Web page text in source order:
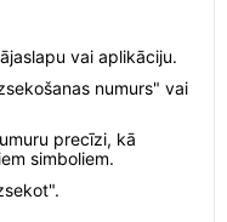
vai aplikāciju.
numurs" vai
precīzi, kā
simboliem.